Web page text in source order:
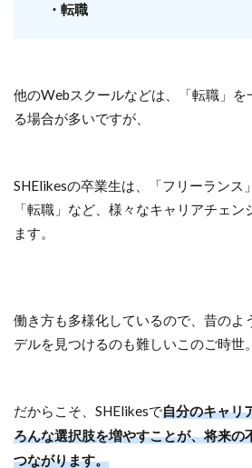
引用：SHE shares
・転職
他のWebスクールなどは、「転職」を
る場合が多いですが、
SHElikesの卒業生は、「フリーランス
「転職」など、様々なキャリアチェ
ます。
働き方も多様化しているので、昔のよ
デルを見つけるのも難しいこのご時世。
だからこそ、SHElikesで自分のキャリ
ろんな選択肢を増やすことが、将来の
つながります。